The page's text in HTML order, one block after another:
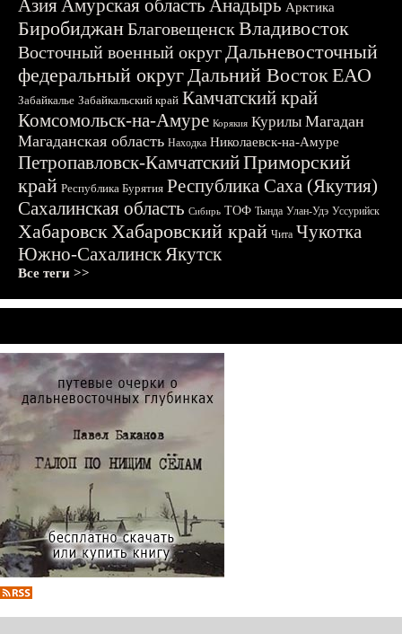
АзияАмурская область Анадырь Арктика
БиробиджанБлаговещенскВладивосток
Восточный военный округДальневосточный
федеральный округДальний ВостокЕАО
Забайкалье Забайкальский край Камчатский край
Комсомольск-на-Амуре Корякия Курилы Магадан
Магаданская область Находка Николаевск-на-Амуре
Петропавловск-КамчатскийПриморский
край Республика Бурятия Республика Саха (Якутия)
Сахалинская область Сибирь ТОФ Тында Улан-Удэ Уссурийск
ХабаровскХабаровский край Чита Чукотка
Южно-СахалинскЯкутск
Все теги >>